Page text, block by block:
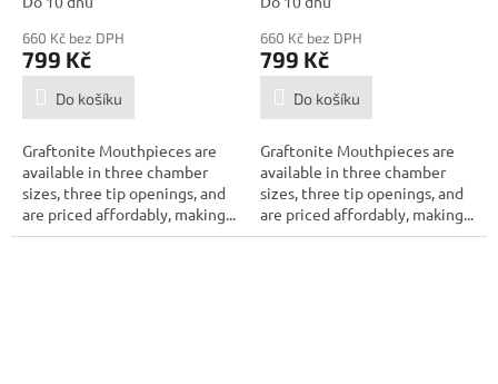
660 Kč bez DPH
799 Kč
Do košíku
Graftonite Mouthpieces are
available in three chamber
sizes, three tip openings, and
are priced affordably, making...
660 Kč bez DPH
799 Kč
Do košíku
Graftonite Mouthpieces are
available in three chamber
sizes, three tip openings, and
are priced affordably, making...